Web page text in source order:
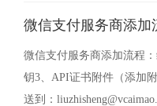
微信支付服务商添加
微信支付服务商添加流程
钥3、API证书附件（添加
送到：